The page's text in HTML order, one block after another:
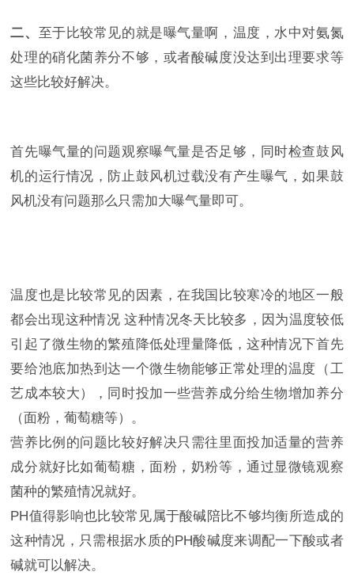
二、
至于比较常见的就是曝气量啊，温度，水中对氨氮
处理的硝化菌养分不够，或者酸碱度没达到出理要求等
这些比较好解决。
首先曝气量的问题观察曝气量是否足够，同时检查鼓风
机的运行情况，防止鼓风机过载没有产生曝气，如果鼓
风机没有问题那么只需加大曝气量即可。
温度也是比较常见的因素，在我国比较寒冷的地区一般
都会出现这种情况 这种情况冬天比较多，因为温度较低
引起了微生物的繁殖降低处理量降低，这种情况下首先
要给池底加热到达一个微生物能够正常处理的温度（工
艺成本较大），同时投加一些营养成分给生物增加养分
（面粉，葡萄糖等）。
营养比例的问题比较好解决只需往里面投加适量的营养
成分就好比如葡萄糖，面粉，奶粉等，通过显微镜观察
菌种的繁殖情况就好。
PH值得影响也比较常见属于酸碱陪比不够均衡所造成的
这种情况，只需根据水质的 PH酸碱度来调配一下酸或者
碱就可以解决。